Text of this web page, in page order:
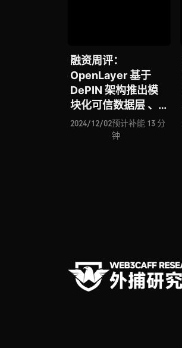
融资周评：
OpenLayer 基于
DePIN 架构推出模
块化可信数据层 、
去中心化游戏玩家网
络 KGeN 入场、再
2024/12/02预计补能 13 分
钟